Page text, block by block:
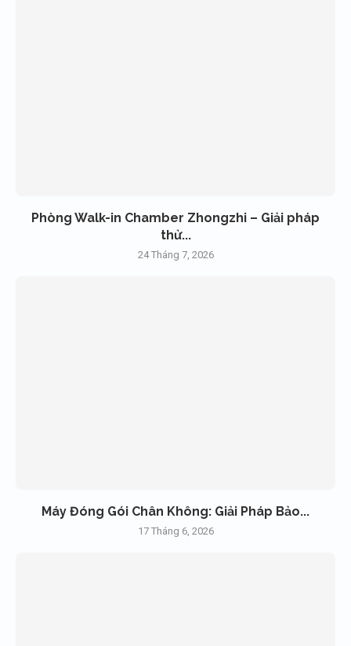
Phòng Walk-in Chamber Zhongzhi – Giải pháp
thử...
24 Tháng 7, 2026
Máy Đóng Gói Chân Không: Giải Pháp Bảo...
17 Tháng 6, 2026